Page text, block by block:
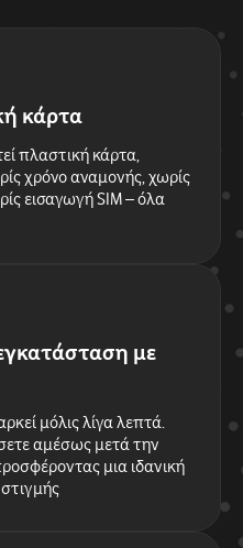
κάρτα
πλαστική κάρτα,
χρόνο αναμονής, χωρίς
εισαγωγή SIM – όλα
με
μόλις λίγα λεπτά.
αμέσως μετά την
μια ιδανική